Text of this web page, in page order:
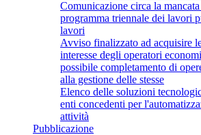
Comunicazione circa la
programma triennale dei lavori
lavori
Avviso finalizzato ad acquisire
interesse degli operatori
possibile completamento di
alla gestione delle stesse
Elenco delle soluzioni
enti concedenti per
attività
Pubblicazione